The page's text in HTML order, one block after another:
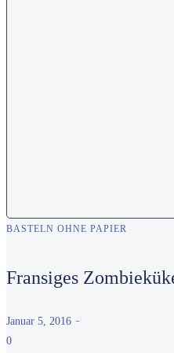
BASTELN OHNE PAPIER
Fransiges
Januar 5, 2016 -
0